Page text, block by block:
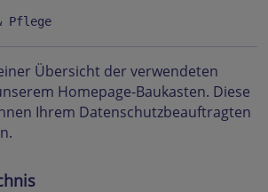
Pflege
Übersicht der verwendeten
Homepage-Baukasten. Diese
Ihrem Datenschutzbeauftragten